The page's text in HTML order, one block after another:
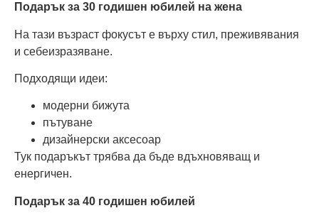
Подарък за 30 годишен юбилей на жена
На тази възраст фокусът е върху стил, преживявания
и себеизразяване.
Подходящи идеи:
модерни бижута
пътуване
дизайнерски аксесоар
Тук подаръкът трябва да бъде вдъхновяващ и
енергичен.
Подарък за 40 годишен юбилей